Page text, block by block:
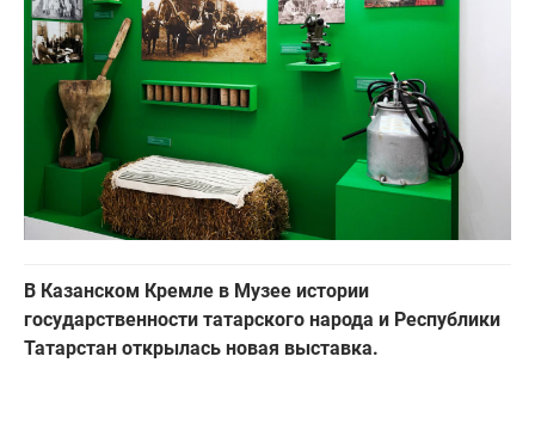
В Казанском Кремле в Музее истории
государственности татарского народа и Республики
Татарстан открылась новая выставка.